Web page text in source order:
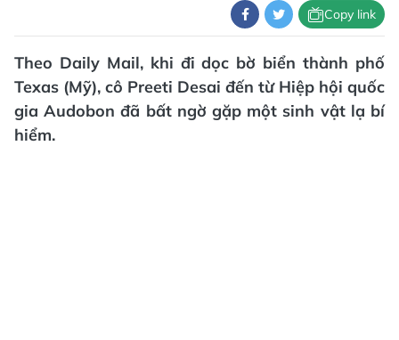
Copy link
Theo Daily Mail, khi đi dọc bờ biển thành phố
Texas (Mỹ), cô Preeti Desai đến từ Hiệp hội quốc
gia Audobon đã bất ngờ gặp một sinh vật lạ bí
hiểm.